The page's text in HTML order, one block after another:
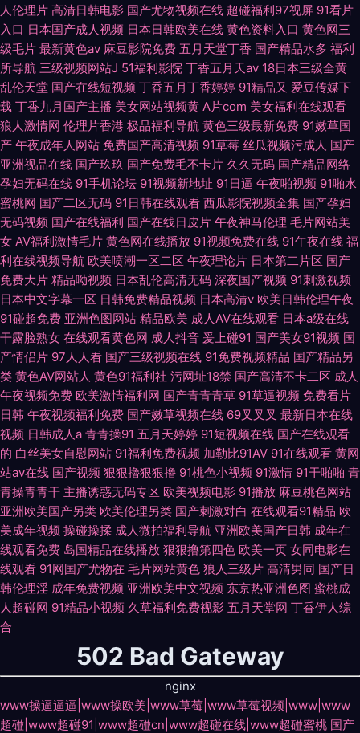
人伦理片 高清日韩电影 国产尤物视频在线 超碰福利97视屏 91看片
入口 日本国产成人视频 日本日韩欧美在线 黄色资料入口 黄色网三
级毛片 最新黄色av 麻豆影院免费 五月天堂丁香 国产精品水多 福利
所导航 三级视频网站J 51福利影院 丁香五月天av 18日本三级全黄
乱伦天堂 国产在线短视频 丁香五月丁香婷婷 91精品又 爱豆传媒下
载 丁香九月国产主播 美女网站视频黄 A片com 美女福利在线观看
狼人激情网 伦理片香港 极品福利导航 黄色三级最新免费 91嫩草国
产 午夜成年人网站 免费国产高清视频 91草莓 丝瓜视频污成人 国产
亚洲视品在线 国产玖玖 国产免费毛不卡片 久久无码 国产精品网络
孕妇无码在线 91手机论坛 91视频新地址 91日逼 午夜啪视频 91啪水
蜜桃网 国产二区无码 91日韩在线观看 西瓜影院视频全集 国产孕妇
无码视频 国产在线福利 国产在线日皮片 午夜神马伦理 毛片网站美
女 AV福利激情毛片 黄色网在线播放 91视频免费在线 91午夜在线 福
利在线视频导航 欧美喷潮一区二区 午夜理论片 日本第二片区 国产
免费大片 精品呦视频 日本乱伦高清无码 深夜国产视频 91刺激视频
日本中文字幕一区 日韩免费精品视频 日本高清v 欧美日韩伦理午夜
91碰超免费 亚洲色图网站 精品欧美 成人AV在线观看 日本a级在线
干露脸熟女 在线观看黄色网 成人抖音 爰上碰91 国产美女91视频 国
产情侣片 97人人看 国产三级视频在线 91免费视频精品 国产精品另
类 黄色AV网站人 黄色91福利社 污网址18禁 国产高清不卡二区 成人
午夜视频免费 欧美激情福利网 国产青青青草 91草逼视频 免费看片
日韩 午夜视频福利免费 国产嫩草视频在线 69叉叉叉 最新日本在线
视频 日韩成人a 青青操91 五月天婷婷 91短视频在线 国产在线观看
的 白丝美女自慰网站 91福利免费视频 加勒比91AV 91在线观看 黄网
站av在线 国产视频 狠狠擼狠狠擼 91桃色小视频 91激情 91干啪啪 青
青操青青干 主播诱惑无码专区 欧美视频电影 91播放 麻豆桃色网站
亚洲欧美国产另类 欧美伦理另类 国产刺激对白 在线观看91精品 欧
美成年视频 操碰操揉 成人微拍福利导航 亚洲欧美国产日韩 成年在
线观看免费 岛国精品在线播放 狠狠撸第四色 欧美一页 女同电影在
线观看 91网国产尤物在 毛片网站黄色 狼人三级片 高清男同 国产日
韩伦理淫 成年免费视频 亚洲欧美中文视频 东京热亚洲色图 蜜桃成
人超碰网 91精品小视频 久草福利免费视影 五月天堂网 丁香伊人综
合
502 Bad Gateway
nginx
www操逼逼逼|www操欧美|www草莓|www草莓视频|www|www
超碰|www超碰91|www超碰cn|www超碰在线|www超碰蜜桃 国产